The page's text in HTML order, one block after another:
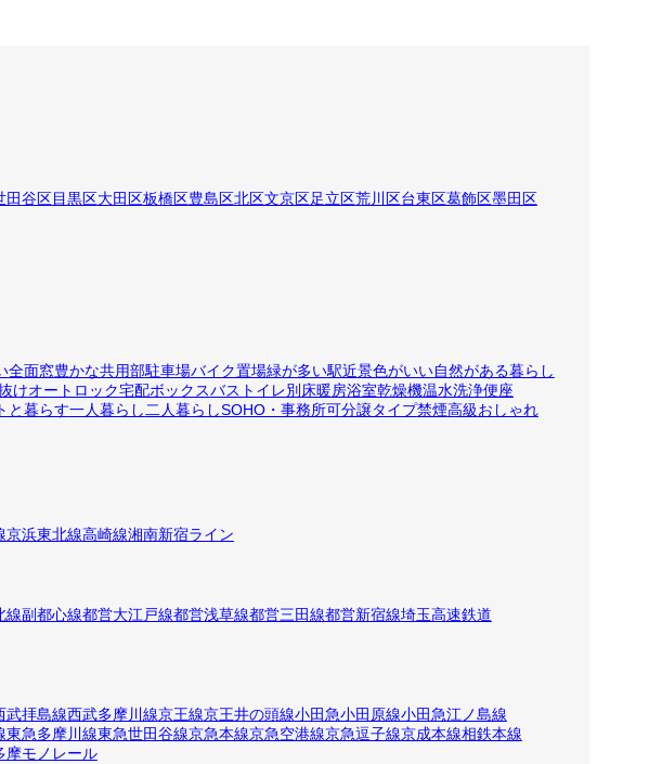
田谷区目黒区大田区板橋区豊島区北区文京区足立区荒川区台東区葛飾区墨田区
全面窓豊かな共用部駐車場バイク置場緑が多い駅近景色がいい自然がある暮らし
けオートロック宅配ボックスバストイレ別 床暖房浴室乾燥機温水洗浄便座
と暮らす一人暮らし二人暮らしSOHO・事務所可分譲タイプ禁煙高級おしゃれ
京浜東北線高崎線湘南新宿ライン
線副都心線都営大江戸線都営浅草線都営三田線都営新宿線埼玉高速鉄道
武拝島線西武多摩川線京王線京王井の頭線小田急小田原線小田急江ノ島線
東急多摩川線東急世田谷線京急本線京急空港線京急逗子線京成本線相鉄本線
摩モノレール